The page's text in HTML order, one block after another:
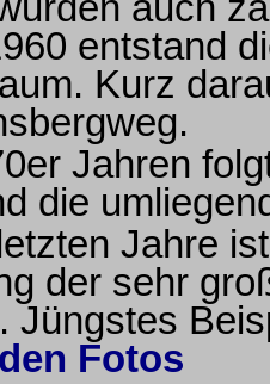
entstand
Kurz
Jahren
die
Jahre
der sehr
Jüngstes
Fotos